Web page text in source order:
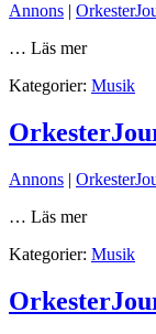
Annons |
… Läs mer
Kategorier: Musik
Annons |
… Läs mer
Kategorier: Musik